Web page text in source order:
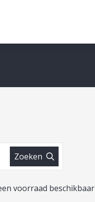
Zoeken
voorraad beschikbaar